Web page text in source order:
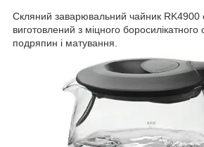
Скляний заварювальний чайник RK4900
виготовлений з міцного боросилікатного
подряпин і матування.